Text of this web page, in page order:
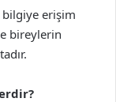
bilgiye erişim
bireylerin